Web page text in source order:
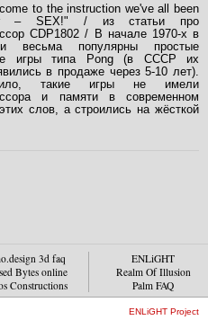
to the instruction we've all been
– SEX!" / из статьи про
CDP1802 / В начале 1970-х в
популярны простые
игры типа Pong (в СССР их
в продаже через 5-10 лет).
такие игры не имели
и памяти в современном
слов, а строились на жёсткой
3d faq
Bytes online
Constructions
ENLiGHT
Realm Of Illusion
Palm FAQ
ENLiGHT Project